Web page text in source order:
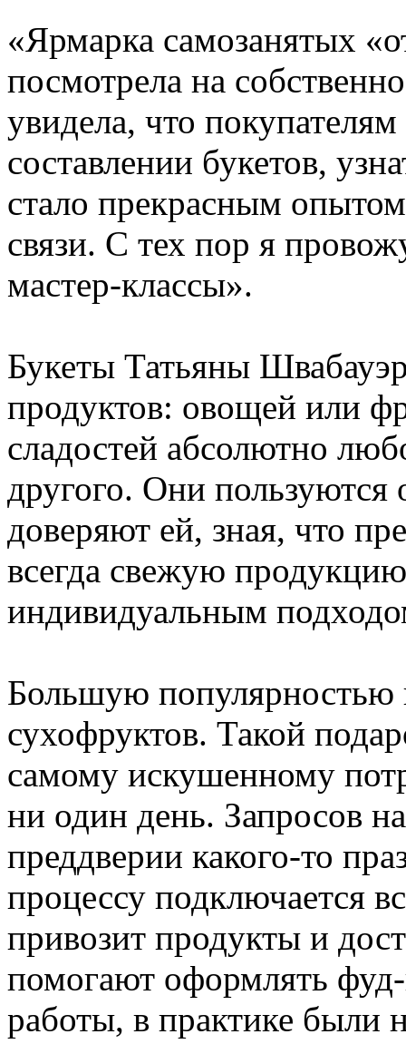
«Ярмарка самозанятых
посмотрела на
увидела, что
составлении букетов,
стало прекрасным
связи. С тех пор я
мастер-классы».
Букеты Татьяны
продуктов: овощей или
сладостей абсолютно
другого. Они
доверяют ей, зная, что
всегда свежую
индивидуальным
Большую популярностью
сухофруктов. Такой
самому искушенному
ни один день. Запросов
преддверии какого-то
процессу подключается
привозит продукты и
помогают оформлять
работы, в практике были